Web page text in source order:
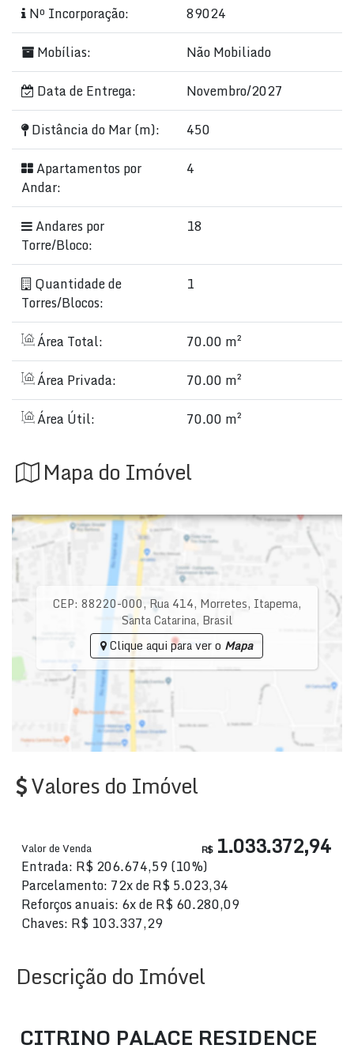
Nº Incorporação:
89024
Mobílias:
Não Mobiliado
Data de Entrega:
Novembro/2027
Distância do Mar (m):
450
Apartamentos por
Andar:
4
Andares por
Torre/Bloco:
18
Quantidade de
Torres/Blocos:
1
Área Total:
70.00 m²
Área Privada:
70.00 m²
Área Útil:
70.00 m²
Mapa do Imóvel
CEP: 88220-000, Rua 414, Morretes, Itapema,
Santa Catarina, Brasil
Clique aqui para ver o Mapa
Valores do Imóvel
R$1.033.372,94
Valor de Venda
Entrada: R$ 206.674,59 (10%)
Parcelamento: 72x de R$ 5.023,34
Reforços anuais: 6x de R$ 60.280,09
Chaves: R$ 103.337,29
Descrição do Imóvel
CITRINO PALACE RESIDENCE